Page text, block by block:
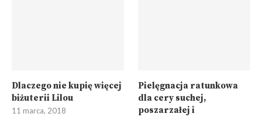
Dlaczego nie kupię więcej
biżuterii Lilou
11 marca, 2018
Pielęgnacja ratunkowa
dla cery suchej,
poszarzałej i